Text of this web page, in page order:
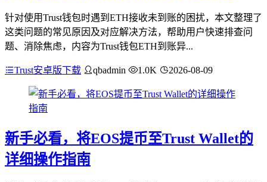
针对使用Trust钱包时遇到ETH接收未到账的困扰，本文整理了
这类问题的常见原因及对应解决方法，帮助用户快速排查问
题、消除焦虑，内容为Trust钱包ETH到账异...
Trust安卓版下载 qbadmin 1.0K 2026-08-09
新手必看，将EOS提币至Trust Wallet的
详细操作指南